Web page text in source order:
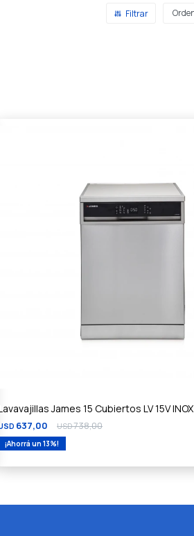
James 15 Cubiertos LV 15V
637,00 USD738,00
13